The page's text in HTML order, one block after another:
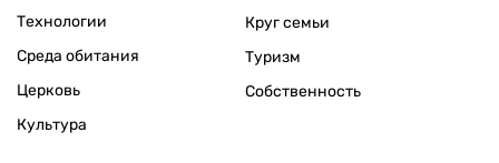
Технологии
Среда обитания
Церковь
Культура
Круг семьи
Туризм
Собственность